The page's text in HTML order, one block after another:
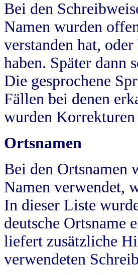
Bei den
Namen wurden
verstanden hat,
haben. Später dann
Die gesprochene
Fällen bei denen
wurden
Ortsnamen
Bei den Ortsnamen
Namen verwendet,
In dieser Liste
deutsche Ortsname
liefert zusätzliche
verwendeten